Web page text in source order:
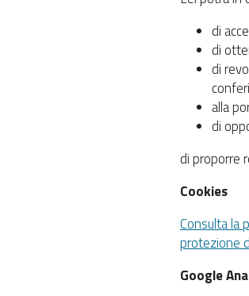
di
di
di
alla
di
di proporre
Cookies
Consulta la
protezione
Google